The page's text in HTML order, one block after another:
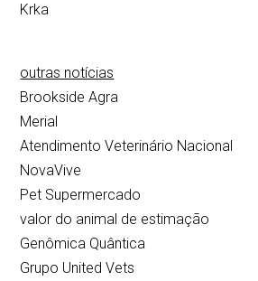
Krka
outras notícias
Brookside Agra
Merial
Atendimento Veterinário Nacional
NovaVive
Pet Supermercado
valor do animal de estimação
Genômica Quântica
Grupo United Vets